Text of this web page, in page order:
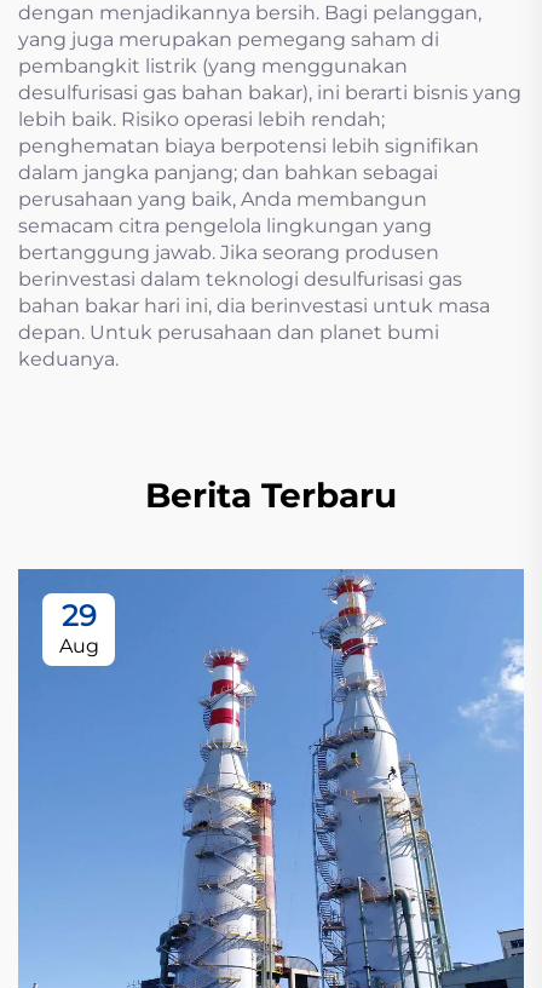
dengan menjadikannya bersih. Bagi pelanggan,
yang juga merupakan pemegang saham di
pembangkit listrik (yang menggunakan
desulfurisasi gas bahan bakar), ini berarti bisnis yang
lebih baik. Risiko operasi lebih rendah;
penghematan biaya berpotensi lebih signifikan
dalam jangka panjang; dan bahkan sebagai
perusahaan yang baik, Anda membangun
semacam citra pengelola lingkungan yang
bertanggung jawab. Jika seorang produsen
berinvestasi dalam teknologi desulfurisasi gas
bahan bakar hari ini, dia berinvestasi untuk masa
depan. Untuk perusahaan dan planet bumi
keduanya.
Berita Terbaru
29
Aug